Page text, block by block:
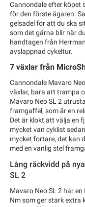
Cannondale efter köpet
för den förste ägaren.
gelsadel för att du ska
som det gärna blir när
handtagen från
avslappnad cykeltur.
7 växlar från
Cannondale Mavaro
växlar, bara att trampa
Mavaro Neo SL 2
framgaffel, som är en
Det är klokt att välja en
mycket van cyklist
mycket fortare, det kan
med en vanlig stel
Lång räckvidd på
SL 2
Mavaro Neo SL 2 har
Nm som ger stark extra